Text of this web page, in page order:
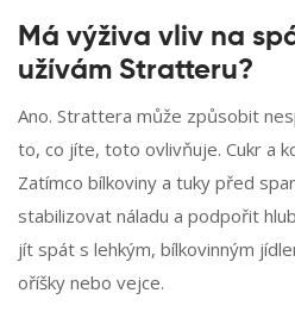
Má výživa vliv na
užívám Stratteru?
Ano. Strattera může způsobit
to, co jíte, toto ovlivňuje. Cukr a
Zatímco bílkoviny a tuky před
stabilizovat náladu a podpořit
jít spát s lehkým, bílkovinným
oříšky nebo vejce.